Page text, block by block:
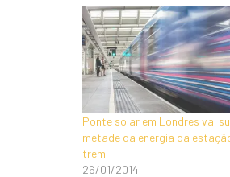
Ponte solar em Londres vai
metade da energia da
trem
26/01/2014